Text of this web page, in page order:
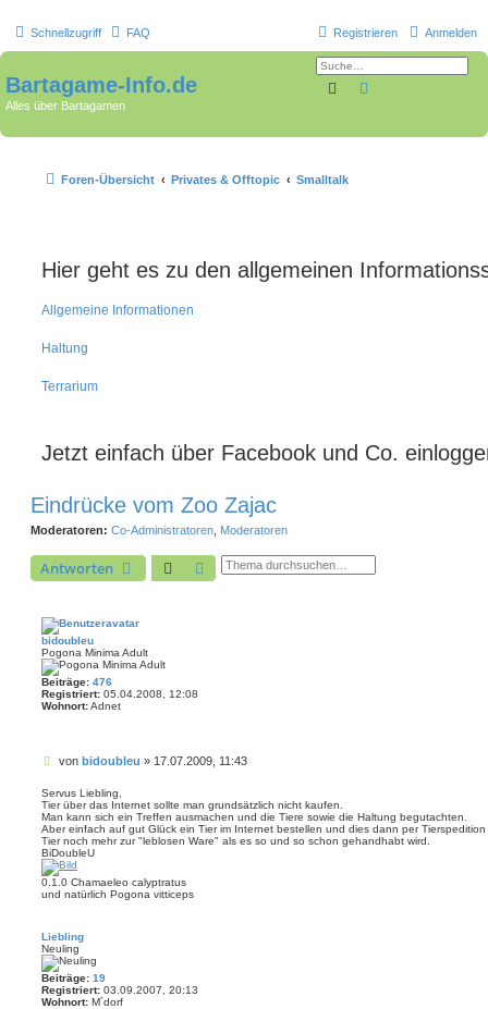
Schnellzugriff FAQ Anmelden
Registrieren
Bartagame-Info.de
Alles über Bartagamen
Suche
Foren-Übersicht Privates & Offtopic Smalltalk
Hier geht es zu den allgemeinen
Allgemeine Informationen
Haltung
Terrarium
Jetzt einfach über Facebook und Co.
Eindrücke vom Zoo Zajac
Moderatoren: Co-Administratoren Moderatoren
Antworten Suche Erweiterte Suche
bidoubleu
Pogona Minima Adult
Beiträge: 476
Registriert: 05.04.2008, 12:08
Wohnort:Adnet
B
i
t
r
a
g
von bidoubleu » 17.07.2009, 11:43
Servus Liebling,
Tier über das Internet sollte man grundsätzlich nicht kaufen.
Man kann sich ein Treffen ausmachen und die Tiere sowie die Haltung begutachten.
Aber einfach auf gut Glück ein Tier im Internet bestellen und dies dann per
Tier noch mehr zur "leblosen Ware" als es so und so schon gehandhabt wird.
BiDoubleU
0.1.0 Chamaeleo calyptratus
und natürlich Pogona vitticeps
Liebling
Neuling
Beiträge: 19
Registriert: 03.09.2007, 20:13
Wohnort: M´dorf